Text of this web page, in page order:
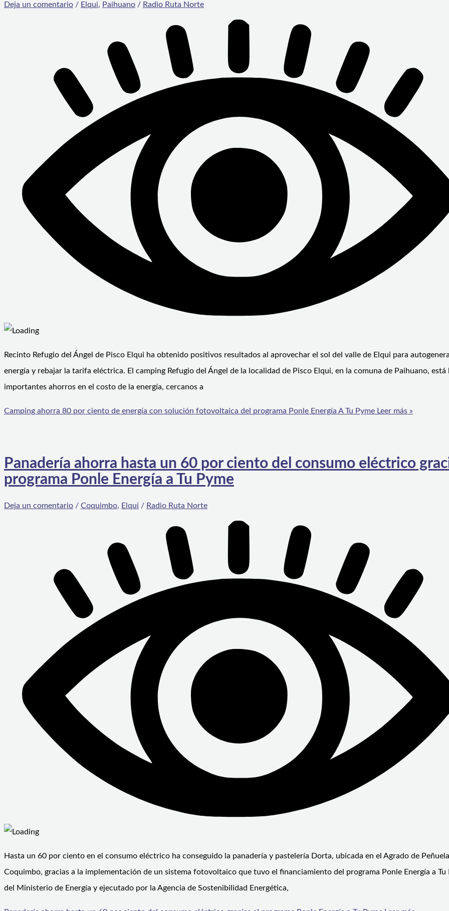
Deja un comentario / Elqui, Paihuano / Radio Ruta Norte
Recinto Refugio del Ángel de Pisco Elqui ha obtenido positivos resultados al aprovechar el sol del valle de Elqui para
energía y rebajar la tarifa eléctrica. El camping Refugio del Ángel de la localidad de Pisco Elqui, en la comuna de Paihuano, está
importantes ahorros en el costo de la energía, cercanos a
Camping ahorra 80 por ciento de energía con solución fotovoltaica del programa Ponle Energía A Tu Pyme Leer más »
Panadería ahorra hasta un 60 por ciento del consumo eléctrico
programa Ponle Energía a Tu Pyme
Deja un comentario / Coquimbo, Elqui / Radio Ruta Norte
Hasta un 60 por ciento en el consumo eléctrico ha conseguido la panadería y pastelería Dorta, ubicada en el Agrado de
Coquimbo, gracias a la implementación de un sistema fotovoltaico que tuvo el financiamiento del programa Ponle Energía a Tu
del Ministerio de Energía y ejecutado por la Agencia de Sostenibilidad Energética,